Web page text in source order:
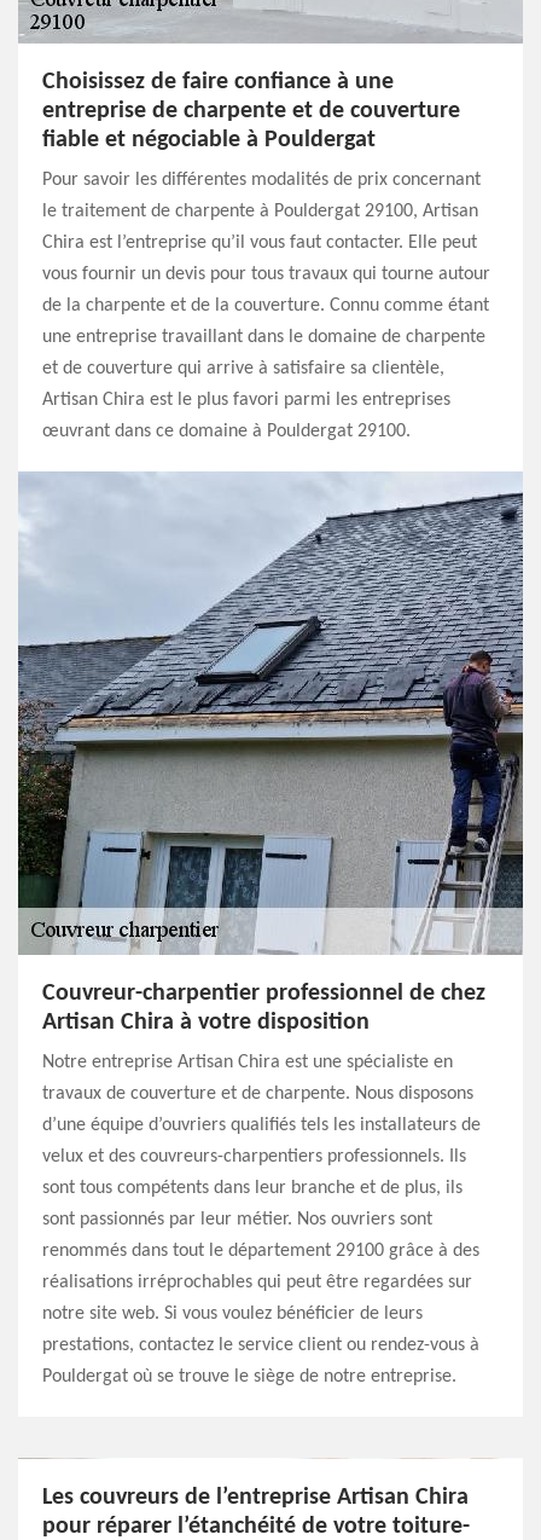
Choisissez de faire confiance à une
entreprise de charpente et de couverture
fiable et négociable à Pouldergat
Pour savoir les différentes modalités de prix concernant
le traitement de charpente à Pouldergat 29100, Artisan
Chira est l’entreprise qu’il vous faut contacter. Elle peut
vous fournir un devis pour tous travaux qui tourne autour
de la charpente et de la couverture. Connu comme étant
une entreprise travaillant dans le domaine de charpente
et de couverture qui arrive à satisfaire sa clientèle,
Artisan Chira est le plus favori parmi les entreprises
œuvrant dans ce domaine à Pouldergat 29100.
Couvreur-charpentier professionnel de chez
Artisan Chira à votre disposition
Notre entreprise Artisan Chira est une spécialiste en
travaux de couverture et de charpente. Nous disposons
d’une équipe d’ouvriers qualifiés tels les installateurs de
velux et des couvreurs-charpentiers professionnels. Ils
sont tous compétents dans leur branche et de plus, ils
sont passionnés par leur métier. Nos ouvriers sont
renommés dans tout le département 29100 grâce à des
réalisations irréprochables qui peut être regardées sur
notre site web. Si vous voulez bénéficier de leurs
prestations, contactez le service client ou rendez-vous à
Pouldergat où se trouve le siège de notre entreprise.
Les couvreurs de l’entreprise Artisan Chira
pour réparer l’étanchéité de votre toiture-